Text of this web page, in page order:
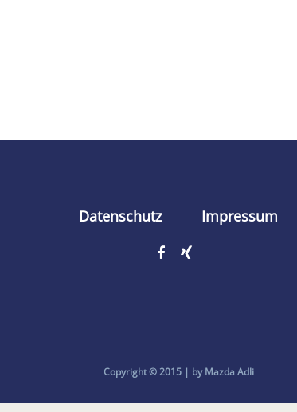
Datenschutz Impressum
Copyright © 2015 | by Mazda Adli